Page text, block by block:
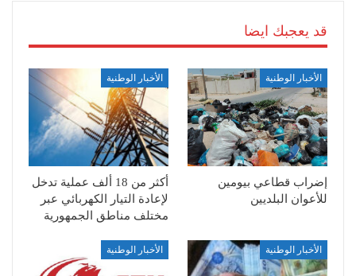
قد يعجبك ايضا
الأخبار الوطنية
إضراب قطاعي بيومين
للأعوان البلديين
الأخبار الوطنية
أكثر من 18 ألف عملية تدخل
لإعادة التيار الكهربائي عبر
مختلف مناطق الجمهورية
الأخبار الوطنية الأخبار الوطنية